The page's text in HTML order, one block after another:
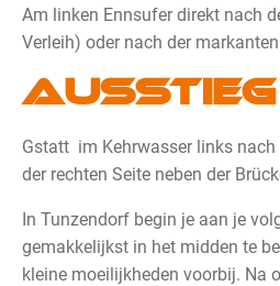
Am linken Ennsufer direkt nach
Verleih) oder nach der
Ausstieg
Gstatt im Kehrwasser links
der rechten Seite neben der
In Tunzendorf begin je aan je
gemakkelijkst in het midden te
kleine moeilijkheden voorbij. Na